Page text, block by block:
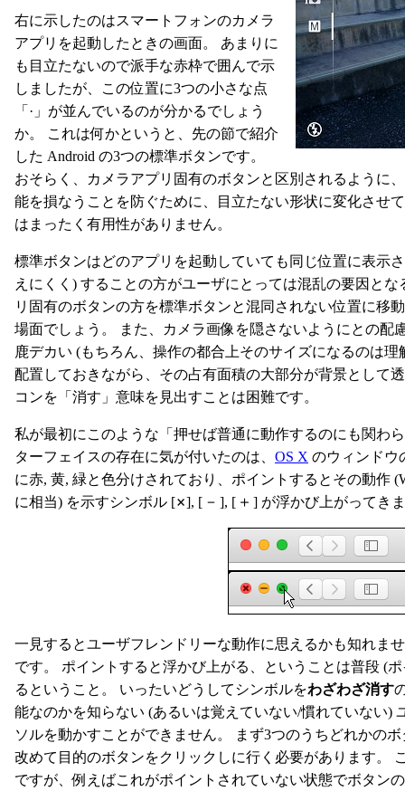
右に示したのはスマートフォンのカメラ
アプリを起動したときの画面。 あまりに
も目立たないので派手な赤枠で囲んで示
しましたが、この位置に3つの小さな点
「·」が並んでいるのが分かるでしょう
か。 これは何かというと、先の節で紹介
した Android の3つの標準ボタンです。
おそらく、カメラアプリ固有のボタンと区別されるように
能を損なうことを防ぐために、目立たない形状に変化させ
はまったく有用性がありません。
標準ボタンはどのアプリを起動していても同じ位置に表示
えにくく) することの方がユーザにとっては混乱の要因と
リ固有のボタンの方を標準ボタンと混同されない位置に移
場面でしょう。 また、カメラ画像を隠さないようにとの配
鹿デカい (もちろん、操作の都合上そのサイズになるのは
配置しておきながら、その占有面積の大部分が背景として
コンを「消す」意味を見出すことは困難です。
私が最初にこのような「押せば普通に動作するのにも関わ
ターフェイスの存在に気が付いたのは、 OS X のウィンドウ
に赤, 黄, 緑と色分けされており、ポイントするとその動作
に相当) を示すシンボル [×], [ － ], [ ＋ ] が浮かび上がってき
一見するとユーザフレンドリーな動作に思えるかも知れま
です。 ポイントすると浮かび上がる、ということは普段 (
るということ。 いったいどうしてシンボルをわざわざ消す
能なのかを知らない (あるいは覚えていない/慣れていない)
ソルを動かすことができません。 まず3つのうちどれかの
改めて目的のボタンをクリックしに行く必要があります。
ですが、例えばこれがポイントされていない状態でボタン